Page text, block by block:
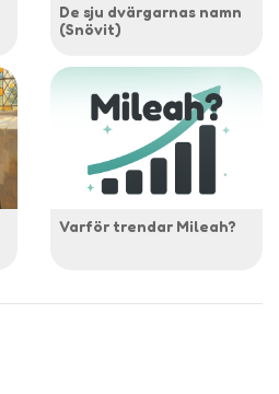
De sju dvärgarnas namn
(Snövit)
Varför trendar Mileah?